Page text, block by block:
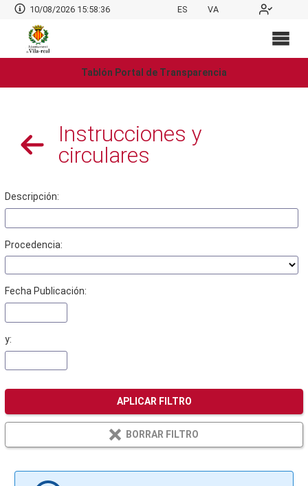
10/08/2026 15:58:36 ES VA
Tablón Portal de Transparencia
Instrucciones y
circulares
Descripción:
Procedencia:
Fecha Publicación:
y:
APLICAR FILTRO
BORRAR FILTRO